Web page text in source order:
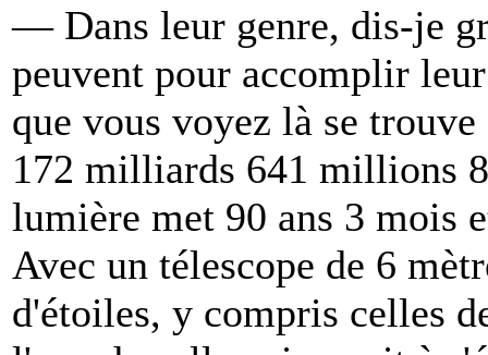
— Dans leur genre, dis-je
peuvent pour accomplir
que vous voyez là se
172 milliards 641 millions
lumière met 90 ans 3 mois
Avec un télescope de 6
d'étoiles, y compris celles